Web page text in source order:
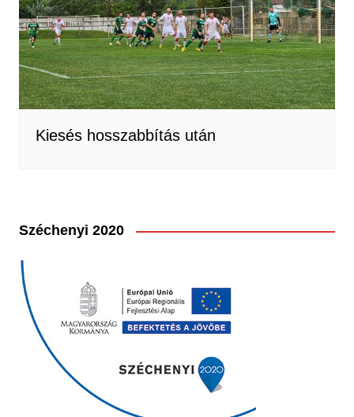
Kiesés hosszabbítás után
Széchenyi 2020